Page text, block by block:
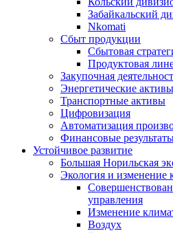
Забайкальский
Nkomati
Сбыт продукции
Сбытовая
Продуктовая
Закупочная
Энергетические активы
Транспортные активы
Цифровизация
Автоматизация
Финансовые
Устойчивое развитие
Большая Норильская
Экология и изменение
управления
Изменение
Воздух